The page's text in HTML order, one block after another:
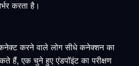
करता है।
करने वाले लोग सीधे कनेक्शन का
हैं, एक चुने हुए एंडपॉइंट का परीक्षण